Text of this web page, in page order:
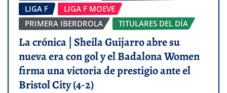
LIGA F
LIGA F MOEVE
PRIMERA IBERDROLA
TITULARES DEL DÍA
La crónica | Sheila Guijarro abre su
nueva era con gol y el Badalona Women
firma una victoria de prestigio ante el
Bristol City (4-2)